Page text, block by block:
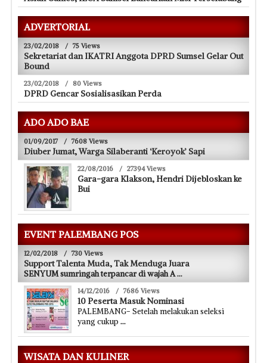
ADVERTORIAL
23/02/2018 / 75 Views
Sekretariat dan IKATRI Anggota DPRD Sumsel Gelar Out
Bound
23/02/2018 / 80 Views
DPRD Gencar Sosialisasikan Perda
ADO ADO BAE
01/09/2017 / 7608 Views
Diuber Jumat, Warga Silaberanti ‘Keroyok’ Sapi
22/08/2016 / 27394 Views
Gara-gara Klakson, Hendri Dijebloskan ke
Bui
EVENT PALEMBANG POS
12/02/2018 / 730 Views
Support Talenta Muda, Tak Menduga Juara
SENYUM sumringah terpancar di wajah A...
14/12/2016 / 7686 Views
10 Peserta Masuk Nominasi
PALEMBANG- Setelah melakukan seleksi
yang cukup ...
WISATA DAN KULINER